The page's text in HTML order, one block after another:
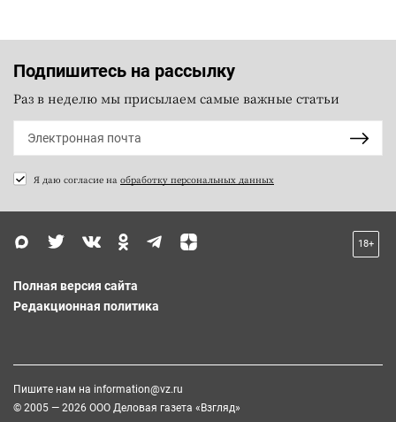
Подпишитесь на рассылку
Раз в неделю мы присылаем самые важные статьи
Я даю согласие на обработку персональных данных
18+
Полная версия сайта
Редакционная политика
Пишите нам на information@vz.ru
© 2005 — 2026 ООО Деловая газета «Взгляд»